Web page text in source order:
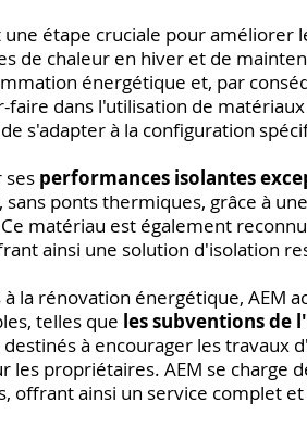
une étape cruciale pour améliorer
de chaleur en hiver et de
énergétique et, par
faire dans l'utilisation de
s'adapter à la configuration
ses performances isolantes
ponts thermiques, grâce à
matériau est également
ainsi une solution d'isolation
la rénovation énergétique, AEM
telles que les subventions de
à encourager les travaux
les propriétaires. AEM se charge
offrant ainsi un service complet et